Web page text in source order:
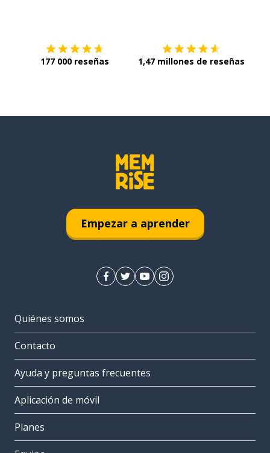
177 000 reseñas 1,47 millones de reseñas
Empezar a aprender
Quiénes somos
Contacto
Ayuda y preguntas frecuentes
Aplicación de móvil
Planes